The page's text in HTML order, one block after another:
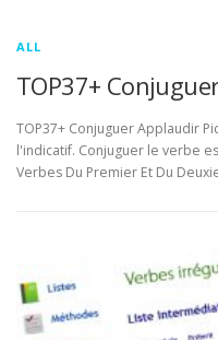
ALL
TOP37+
TOP37+ Conjuguer Applaudir
l'indicatif. Conjuguer le verbe
Verbes Du Premier Et Du